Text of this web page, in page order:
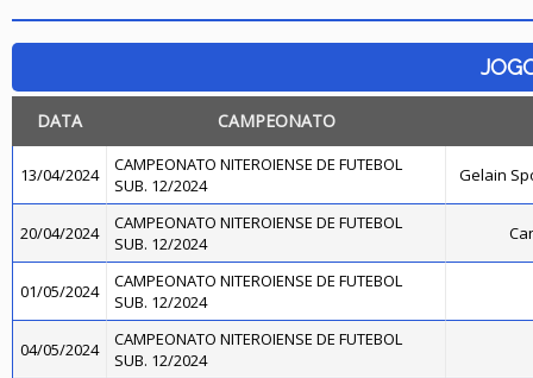
DATA CAMPEONATO
13/04/2024
CAMPEONATO NITEROIENSE DE FUTEBOL
SUB. 12/2024
Gelain
20/04/2024
CAMPEONATO NITEROIENSE DE FUTEBOL
SUB. 12/2024
01/05/2024
CAMPEONATO NITEROIENSE DE FUTEBOL
SUB. 12/2024
04/05/2024
CAMPEONATO NITEROIENSE DE FUTEBOL
SUB. 12/2024